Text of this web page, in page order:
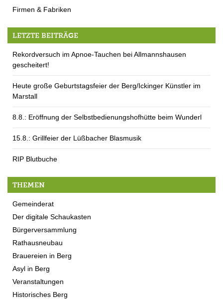
Firmen & Fabriken
LETZTE BEITRÄGE
Rekordversuch im Apnoe-Tauchen bei Allmannshausen
gescheitert!
Heute große Geburtstagsfeier der Berg/Ickinger Künstler im
Marstall
8.8.: Eröffnung der Selbstbedienungshofhütte beim Wunderl
15.8.: Grillfeier der Lüßbacher Blasmusik
RIP Blutbuche
THEMEN
Gemeinderat
Der digitale Schaukasten
Bürgerversammlung
Rathausneubau
Brauereien in Berg
Asyl in Berg
Veranstaltungen
Historisches Berg